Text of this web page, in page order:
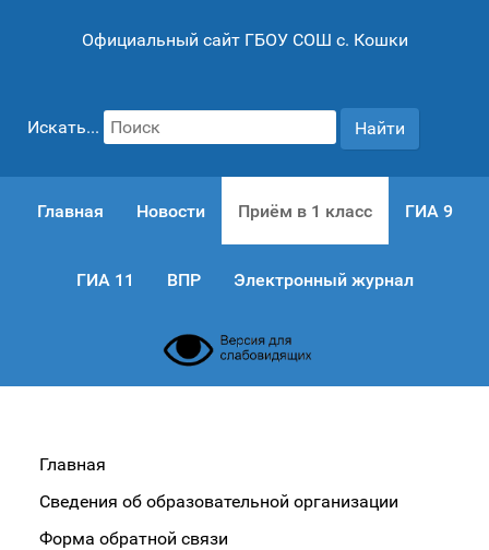
Официальный сайт ГБОУ СОШ с. Кошки
Искать... Найти
Главная Новости Приём в 1 класс ГИА 9
ГИА 11 ВПР Электронный журнал
Главная
Сведения об образовательной организации
Форма обратной связи